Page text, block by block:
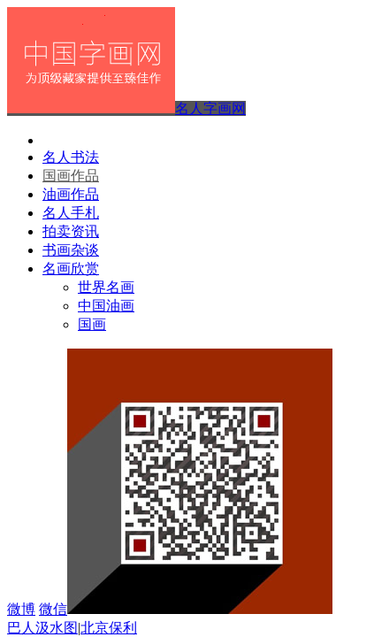
名人字画网
名人书法
国画作品
油画作品
名人手札
拍卖资讯
书画杂谈
名画欣赏
世界名画
中国油画
国画
微博 微信
巴人汲水图|北京保利